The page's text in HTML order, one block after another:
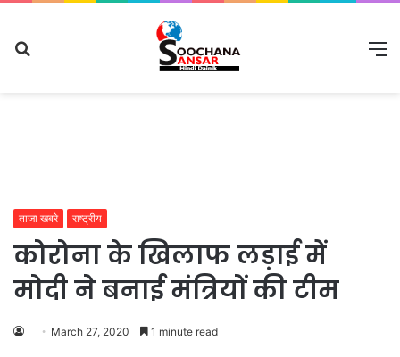
ताजा खबरे राष्ट्रीय
कोरोना के खिलाफ लड़ाई में
मोदी ने बनाई मंत्रियों की टीम
March 27, 2020 1 minute read